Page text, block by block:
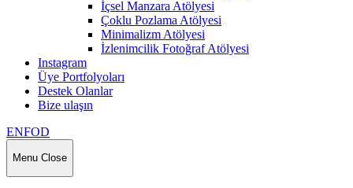
İçsel Manzara Atölyesi
Çoklu Pozlama Atölyesi
Minimalizm Atölyesi
İzlenimcilik Fotoğraf Atölyesi
Instagram
Üye Portfolyoları
Destek Olanlar
Bize ulaşın
ENFOD
Menu Close